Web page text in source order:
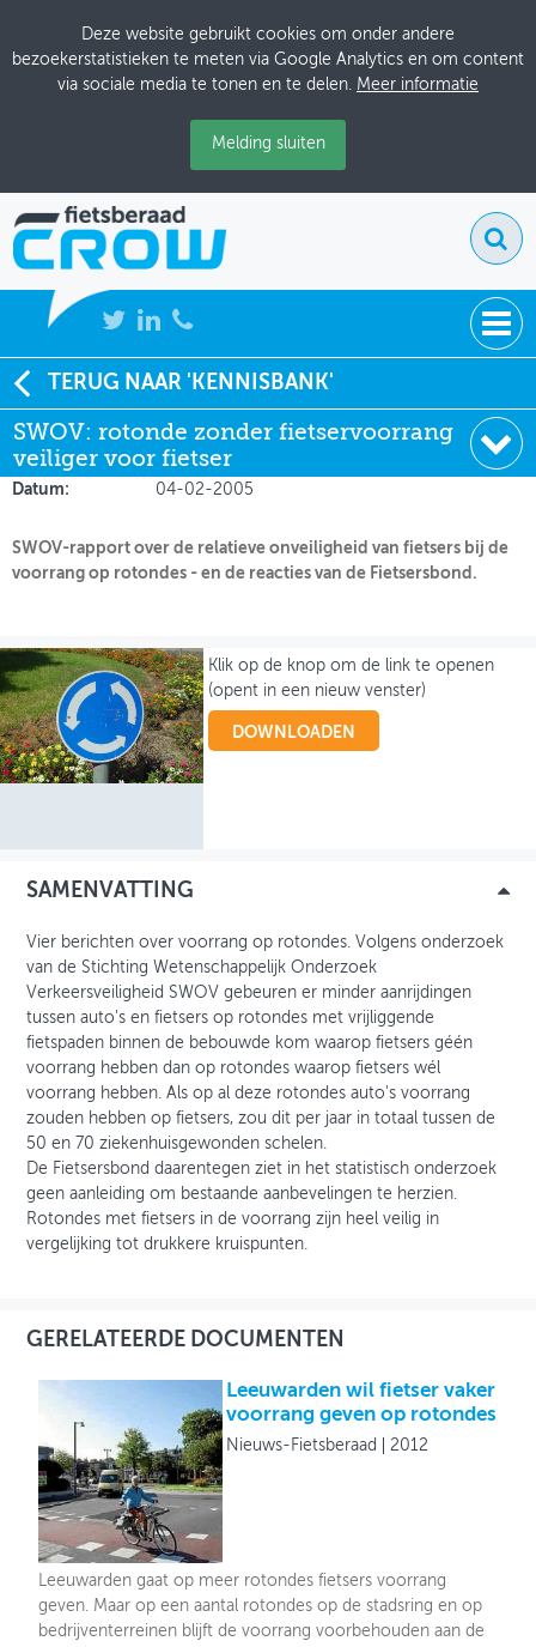
Deze website gebruikt cookies om onder andere
bezoekerstatistieken te meten via Google Analytics en om content
via sociale media te tonen en te delen. Meer informatie
Melding sluiten
NIEUWS
BIJEENKOMSTEN
KENNISBANK
OVER FIETSBERAAD
MIJN PROFIEL
GEBRUIKER
TERUG NAAR 'KENNISBANK'
SWOV: rotonde zonder fietservoorrang
veiliger voor fietser
Soort:
Onderzoeksrapporten
Uitgever:
SWOV, Fietsersbond
(websites)
Datum:
04-02-2005
SWOV-rapport over de relatieve onveiligheid van fietsers bij de
voorrang op rotondes - en de reacties van de Fietsersbond.
Klik op de knop om de link te openen
(opent in een nieuw venster)
DOWNLOADEN
SAMENVATTING
Vier berichten over voorrang op rotondes. Volgens onderzoek
van de Stichting Wetenschappelijk Onderzoek
Verkeersveiligheid SWOV gebeuren er minder aanrijdingen
tussen auto's en fietsers op rotondes met vrijliggende
fietspaden binnen de bebouwde kom waarop fietsers géén
voorrang hebben dan op rotondes waarop fietsers wél
voorrang hebben. Als op al deze rotondes auto's voorrang
zouden hebben op fietsers, zou dit per jaar in totaal tussen de
50 en 70 ziekenhuisgewonden schelen.
De Fietsersbond daarentegen ziet in het statistisch onderzoek
geen aanleiding om bestaande aanbevelingen te herzien.
Rotondes met fietsers in de voorrang zijn heel veilig in
vergelijking tot drukkere kruispunten.
GERELATEERDE DOCUMENTEN
Leeuwarden wil fietser vaker
voorrang geven op rotondes
Nieuws-Fietsberaad 2012
Leeuwarden gaat op meer rotondes fietsers voorrang
geven. Maar op een aantal rotondes op de stadsring en op
bedrijventerreinen blijft de voorrang voorbehouden aan de